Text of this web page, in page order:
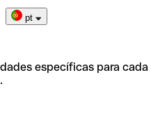
pt
específicas para cada